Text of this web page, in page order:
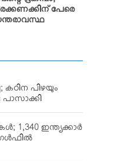
പേരെ
കഠിന പിഴയും
1,340 ഇന്ത്യക്കാര്‍